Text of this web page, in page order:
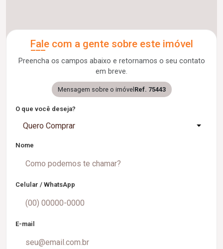
Fale com a gente sobre este imóvel
Preencha os campos abaixo e retornamos o seu contato
em breve.
Mensagem sobre o imóvel Ref. 75443
O que você deseja?
Quero Comprar
Nome
Celular / WhatsApp
E-mail